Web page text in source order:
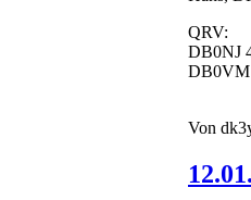
QRV:
DB0NJ
DB0VM
Von